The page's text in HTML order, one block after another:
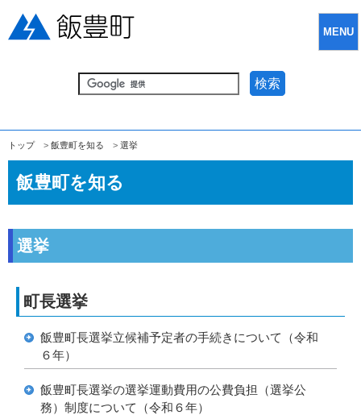
検索
MENU
トップ > 飯豊町を知る > 選挙
飯豊町を知る
選挙
町長選挙
飯豊町長選挙立候補予定者の手続きについて（令和
６年）
飯豊町長選挙の選挙運動費用の公費負担（選挙公
務）制度について（令和６年）